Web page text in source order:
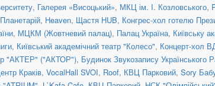
, Галерея «Висоцький», МКЦ ім. І. Козловського,
Планетарій, Heaven, Щастя HUB, Конгрес-хол готелю
, МЦКМ (Жовтневий палац), Палац Україна, Київську
, Київський академічний театр "Колесо", Концерт-хол
"АКТЕР" ("АКТОР"), Будинок Звукозапису Українського
Краків, VocalHall SVOI, Roof, КВЦ Парковий, Sory